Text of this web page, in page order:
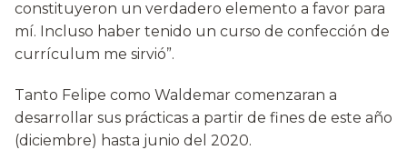
constituyeron un verdadero elemento a favor para
mí. Incluso haber tenido un curso de confección de
currículum me sirvió”.
Tanto Felipe como Waldemar comenzaran a
desarrollar sus prácticas a partir de fines de este año
(diciembre) hasta junio del 2020.